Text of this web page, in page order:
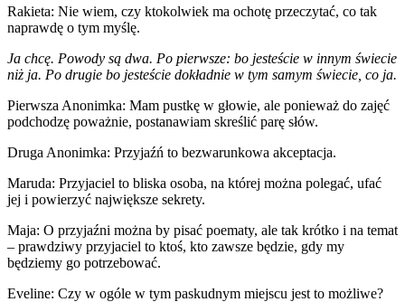
Rakieta: Nie wiem, czy ktokolwiek ma ochotę przeczytać, co tak
naprawdę o tym myślę.
Ja chcę. Powody są dwa. Po pierwsze: bo jesteście w innym świecie
niż ja. Po drugie bo jesteście dokładnie w tym samym świecie, co ja.
Pierwsza Anonimka: Mam pustkę w głowie, ale ponieważ do zajęć
podchodzę poważnie, postanawiam skreślić parę słów.
Druga Anonimka: Przyjaźń to bezwarunkowa akceptacja.
Maruda: Przyjaciel to bliska osoba, na której można polegać, ufać
jej i powierzyć największe sekrety.
Maja: O przyjaźni można by pisać poematy, ale tak krótko i na temat
– prawdziwy przyjaciel to ktoś, kto zawsze będzie, gdy my
będziemy go potrzebować.
Eveline: Czy w ogóle w tym paskudnym miejscu jest to możliwe?